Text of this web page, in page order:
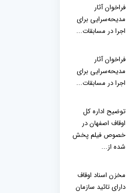
فراخوان آثار
مدیحه‌سرایی برای
اجرا در مسابقات...
فراخوان آثار
مدیحه‌سرایی برای
اجرا در مسابقات...
توضیح اداره کل
اوقاف اصفهان در
خصوص فیلم پخش
شده از...
مخزن اسناد اوقاف
دارای تائید سازمان